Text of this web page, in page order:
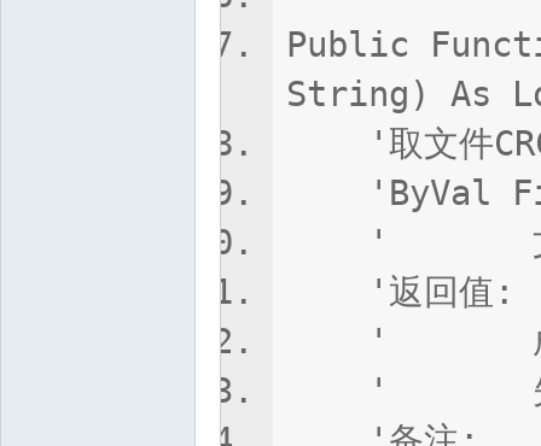
Public
String) As
'取文件
'ByVal
' 文
'返回值:
' 成功,返
' 失败,